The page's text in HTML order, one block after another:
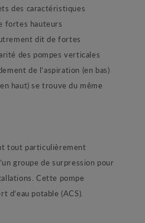
des caractéristiques
fortes hauteurs
dit de fortes
des pompes verticales
de l’aspiration (en bas)
haut) se trouve du même
particulièrement
groupe de surpression pour
Cette pompe
d’eau potable (ACS).